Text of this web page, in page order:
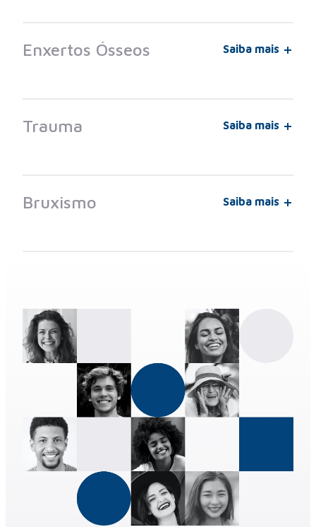
Enxertos Ósseos Saiba mais
Trauma Saiba mais
Bruxismo Saiba mais